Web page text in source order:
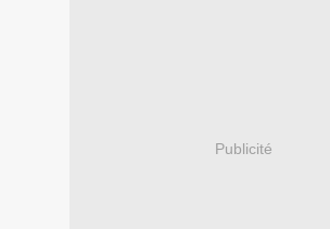
Publicité